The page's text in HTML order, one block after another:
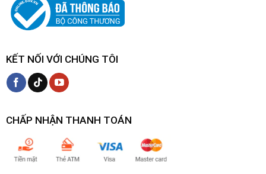
KẾT NỐI VỚI CHÚNG TÔI
CHẤP NHẬN THANH TOÁN